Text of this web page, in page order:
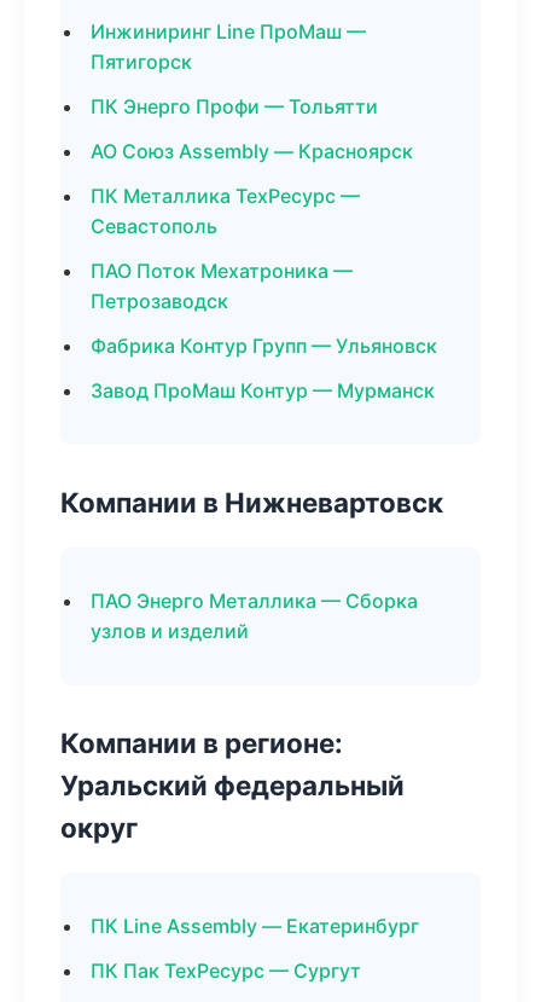
Инжиниринг Line ПроМаш —
Пятигорск
ПК Энерго Профи — Тольятти
АО Союз Assembly — Красноярск
ПК Металлика ТехРесурс —
Севастополь
ПАО Поток Мехатроника —
Петрозаводск
Фабрика Контур Групп — Ульяновск
Завод ПроМаш Контур — Мурманск
Компании в Нижневартовск
ПАО Энерго Металлика — Сборка
узлов и изделий
Компании в регионе:
Уральский федеральный
округ
ПК Line Assembly — Екатеринбург
ПК Пак ТехРесурс — Сургут